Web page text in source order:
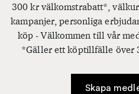
300 kr välkomstrabatt*,
kampanjer, personliga
köp - Välkommen till vår
*Gäller ett köptillfälle över
Skapa